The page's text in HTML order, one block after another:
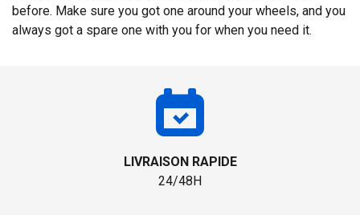
before. Make sure you got one around your wheels, and you
always got a spare one with you for when you need it.
LIVRAISON RAPIDE
24/48H